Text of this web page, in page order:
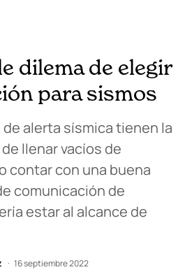
dilema de elegir
para sismos
alerta sísmica tienen la
llenar vacíos de
contar con una buena
comunicación de
estar al alcance de
16 septiembre 2022